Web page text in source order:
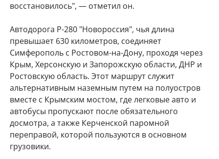
восстановилось", — отметил он.
Автодорога Р-280 "Новороссия", чья длина
превышает 630 километров, соединяет
Симферополь с Ростовом-на-Дону, проходя через
Крым, Херсонскую и Запорожскую области, ДНР и
Ростовскую область. Этот маршрут служит
альтернативным наземным путем на полуостров
вместе с Крымским мостом, где легковые авто и
автобусы пропускают после обязательного
досмотра, а также Керченской паромной
переправой, которой пользуются в основном
грузовики.